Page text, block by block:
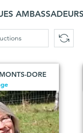
AMBASSADEURS
DORE